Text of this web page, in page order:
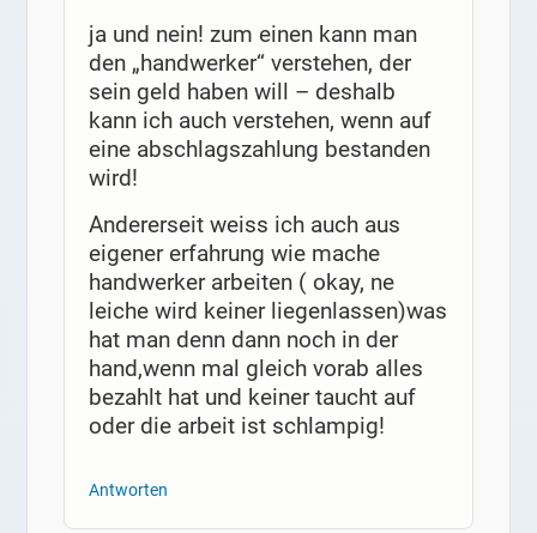
ja und nein! zum einen kann man
den „handwerker“ verstehen, der
sein geld haben will – deshalb
kann ich auch verstehen, wenn auf
eine abschlagszahlung bestanden
wird!
Andererseit weiss ich auch aus
eigener erfahrung wie mache
handwerker arbeiten ( okay, ne
leiche wird keiner liegenlassen)was
hat man denn dann noch in der
hand,wenn mal gleich vorab alles
bezahlt hat und keiner taucht auf
oder die arbeit ist schlampig!
Antworten